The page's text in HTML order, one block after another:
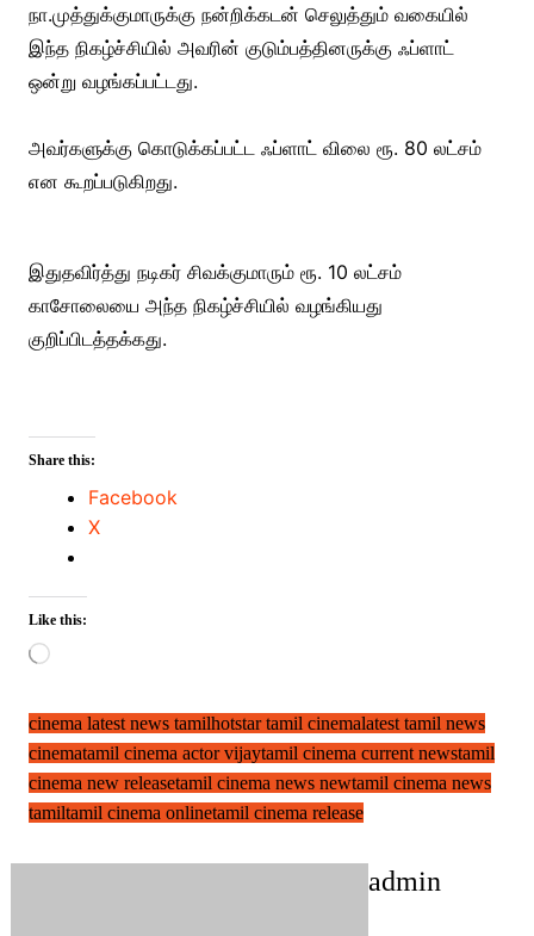
நா.முத்துக்குமாருக்கு நன்றிக்கடன் செலுத்தும் வகையில்
இந்த நிகழ்ச்சியில் அவரின் குடும்பத்தினருக்கு ஃப்ளாட்
ஒன்று வழங்கப்பட்டது.
அவர்களுக்கு கொடுக்கப்பட்ட ஃப்ளாட் விலை ரூ. 80 லட்சம்
என கூறப்படுகிறது.
இதுதவிர்த்து நடிகர் சிவக்குமாரும் ரூ. 10 லட்சம்
காசோலையை அந்த நிகழ்ச்சியில் வழங்கியது
குறிப்பிடத்தக்கது.
Share this:
Facebook
X
Like this:
Loading…
cinema latest news tamilhotstar tamil cinemalatest tamil news
cinematamil cinema actor vijaytamil cinema current newstamil
cinema new releasetamil cinema news newtamil cinema news
tamiltamil cinema onlinetamil cinema release
admin